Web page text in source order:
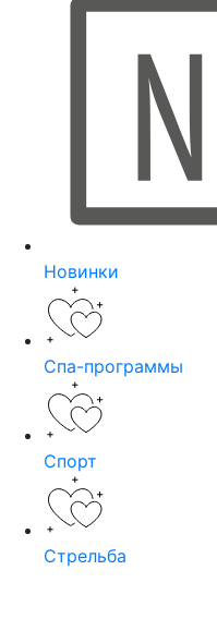
Новинки
Спа-программы
Спорт
Стрельба